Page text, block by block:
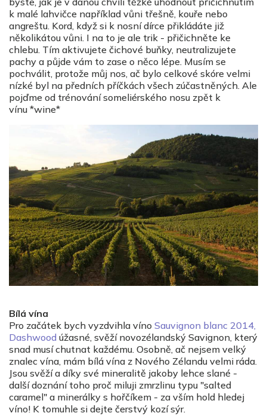
k malé lahvičce například vůni třešně, kouře nebo
angreštu. Kord, když si k nosní dírce přikládáte již
několikátou vůni. I na to je ale trik - přičichněte ke
chlebu. Tím aktivujete čichové buňky, neutralizujete
pachy a půjde vám to zase o něco lépe. Musím se
pochválit, protože můj nos, ač bylo celkové skóre velmi
nízké byl na předních příčkách všech zúčastněných. Ale
pojďme od trénování someliérského nosu zpět k
vínu *wine*
Bílá vína
Pro začátek bych vyzdvihla víno Sauvignon blanc 2014,
Dashwood úžasné, svěží novozélandský Savignon, který
snad musí chutnat každému. Osobně, ač nejsem velký
znalec vína, mám bílá vína z Nového Zélandu velmi ráda.
Jsou svěží a díky své mineralitě jakoby lehce slané -
další doznání toho proč miluji zmrzlinu typu "salted
caramel" a minerálky s hořčíkem - za vším hold hledej
víno! K tomuhle si dejte čerstvý kozí sýr.